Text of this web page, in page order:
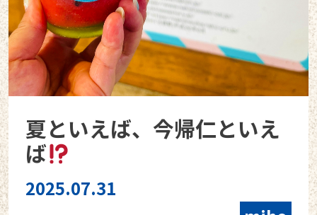
夏といえば、今帰仁といえ
ば
2025.07.31